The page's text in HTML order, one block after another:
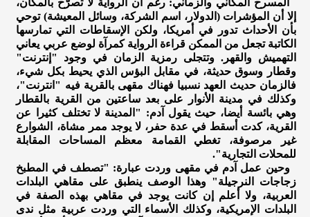
المسرح المكاني والزماني: رغم أن الرواية لا تصرّح بالمكان،
إلا أن المؤشرات (الدولار، اسم الشركة، وسائل المعيشة) توحي
بأن الأحداث تدور في أمريكا، ولكن الإسقاطات التي تمارسها
الكاتبة تجعل من الممكن قراءة الرواية كمرآة لوضع عربي يعاني
التهميش والقهر. وتتجلى رمزية الزمان في وجود "إنترنت"
وقطار وسوق حديثة، في مقابل البؤس الذي يحيط بكل شيء،
فالزمان حديث العهد نسبيا فهناك مقهى بالقرية فيه "انترنت"،
وكذلك في مدينة الأنوار على بعد ساعتين من القرية بالقطار
وهي بائسة أيضا، حيث يقول آدم: "المدينة لا تختلف كثيرا عن
القرية، كدت أسقط في عدة حفر، لا يوجد ممر مشاة، الشوارع
غير مرصوفة، تغطي القمامة معظم المساحات المقابلة
للمحلات التجارية".
وحين عمل آدم في مقهى وردت عبارة: "تصطف في المطبخ
زجاجات النرجيلة" وهذا الوصف ينطبق على مقاهي البلدات
العربية، ولا أعلم إن كانت يوجد في مقاهي بهذه الصفة في
البلدات الإمريكية، وكذلك الأسماء التي وردت عربية مثل ندى